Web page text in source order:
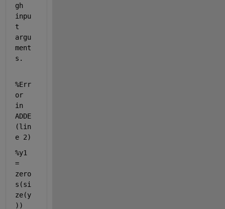
gh
inpu
t
argu
ment
s.
%Err
or
in
ADDE
(lin
e 2)
%y1
=
zero
s(si
ze(y
))